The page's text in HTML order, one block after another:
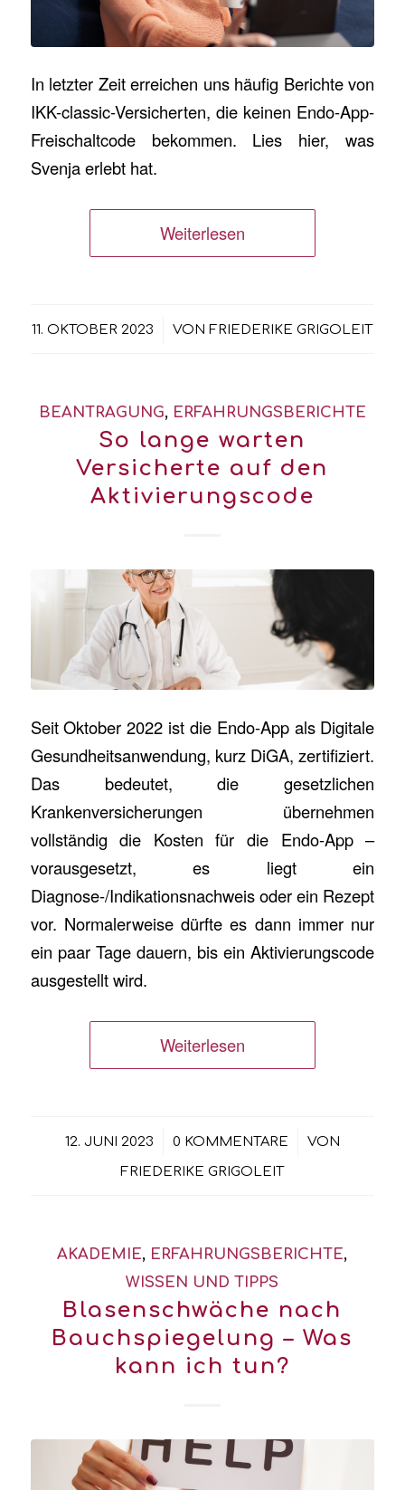
In letzter Zeit erreichen uns häufig Berichte von
IKK-classic-Versicherten, die keinen Endo-App-
Freischaltcode bekommen. Lies hier, was
Svenja erlebt hat.
Weiterlesen
11. OKTOBER 2023
/ VON FRIEDERIKE GRIGOLEIT
BEANTRAGUNG, ERFAHRUNGSBERICHTE
So lange warten
Versicherte auf den
Aktivierungscode
Seit Oktober 2022 ist die Endo-App als Digitale
Gesundheitsanwendung, kurz DiGA, zertifiziert.
Das bedeutet, die gesetzlichen
Krankenversicherungen übernehmen
vollständig die Kosten für die Endo-App –
vorausgesetzt, es liegt ein
Diagnose-/Indikationsnachweis oder ein Rezept
vor. Normalerweise dürfte es dann immer nur
ein paar Tage dauern, bis ein Aktivierungscode
ausgestellt wird.
Weiterlesen
12. JUNI 2023
/ 0 KOMMENTARE
/ VON
FRIEDERIKE GRIGOLEIT
AKADEMIE, ERFAHRUNGSBERICHTE,
WISSEN UND TIPPS
Blasenschwäche nach
Bauchspiegelung – Was
kann ich tun?